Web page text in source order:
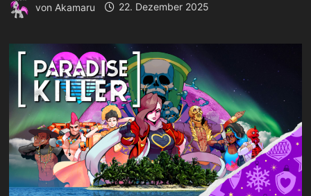
von Akamaru 22. Dezember 2025